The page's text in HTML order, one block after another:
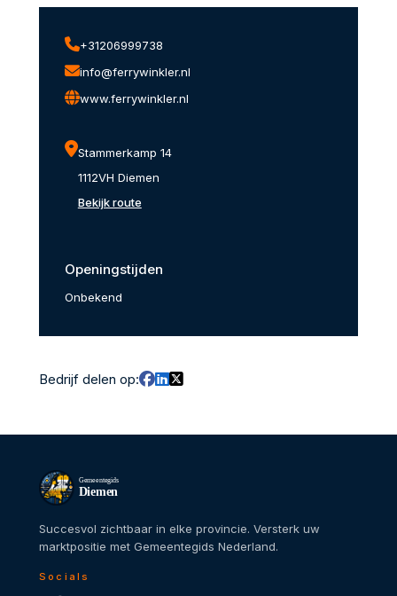
+31206999738
info@ferrywinkler.nl
www.ferrywinkler.nl
Stammerkamp 14
1112VH Diemen
Bekijk route
Openingstijden
Onbekend
Bedrijf delen op:
Gemeentegids
Diemen
Succesvol zichtbaar in elke provincie. Versterk uw
marktpositie met Gemeentegids Nederland.
Socials